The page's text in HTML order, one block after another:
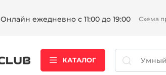
Онлайн ежедневно с 11:00 до 19:00 Схема
КАТАЛОГ